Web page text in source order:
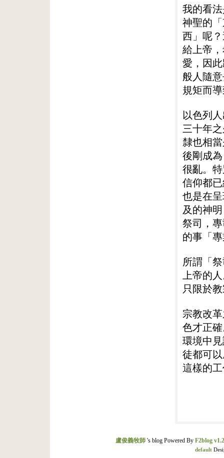
我的看
神聖的
西」呢
給上帝
愛，因
般人隨
規矩而
以色列
三十年
隸也相
後剛成
很亂。
信仰都
也是在
及的神
祭司，
的事「
所謂「
上帝的
只限於
宗教改
色才正
環境中
徒都可
這樣的
盧俊義牧師's blog Powered By F2blog
default